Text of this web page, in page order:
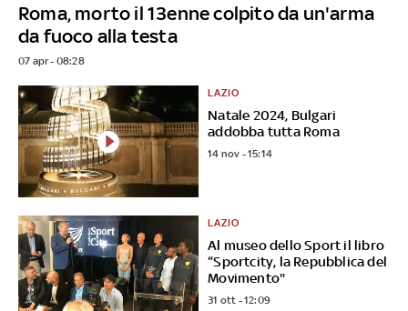
Roma, morto il 13enne colpito da un'arma
da fuoco alla testa
07 apr - 08:28
Natale 2024, Bulgari
addobba tutta Roma
LAZIO
14 nov - 15:14
Al museo dello Sport il libro
“Sportcity, la Repubblica del
Movimento"
LAZIO
31 ott - 12:09